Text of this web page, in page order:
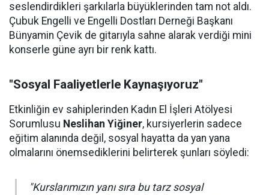
seslendirdikleri şarkılarla büyüklerinden tam not aldı.
Çubuk Engelli ve Engelli Dostları Derneği Başkanı
Bünyamin Çevik de gitarıyla sahne alarak verdiği mini
konserle güne ayrı bir renk kattı.
"Sosyal Faaliyetlerle Kaynaşıyoruz"
Etkinliğin ev sahiplerinden Kadın El İşleri Atölyesi
Sorumlusu Neslihan Yiğiner, kursiyerlerin sadece
eğitim alanında değil, sosyal hayatta da yan yana
olmalarını önemsediklerini belirterek şunları söyledi:
"Kurslarımızın yanı sıra bu tarz sosyal